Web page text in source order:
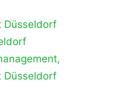
Düsseldorf
Düsseldorf